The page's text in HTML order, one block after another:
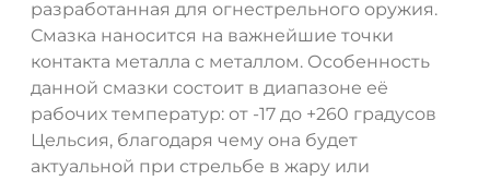
разработанная для огнестрельного оружия.
Смазка наносится на важнейшие точки
контакта металла с металлом. Особенность
данной смазки состоит в диапазоне её
рабочих температур: от -17 до +260 градусов
Цельсия, благодаря чему она будет
актуальной при стрельбе в жару или